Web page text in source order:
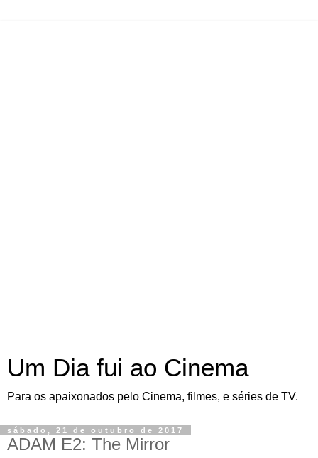
Um Dia fui ao Cinema
Para os apaixonados pelo Cinema, filmes, e séries de TV.
sábado, 21 de outubro de 2017
ADAM E2: The Mirror